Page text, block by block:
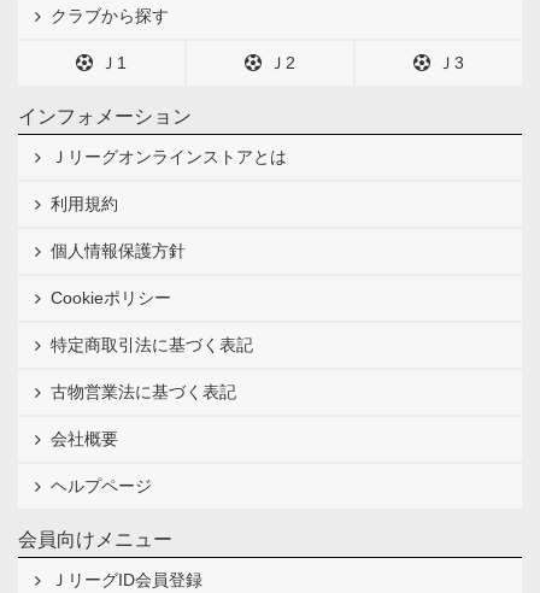
クラブから探す
Ｊ1 Ｊ2 Ｊ3
インフォメーション
Ｊリーグオンラインストアとは
利用規約
個人情報保護方針
Cookieポリシー
特定商取引法に基づく表記
古物営業法に基づく表記
会社概要
ヘルプページ
会員向けメニュー
ＪリーグID会員登録